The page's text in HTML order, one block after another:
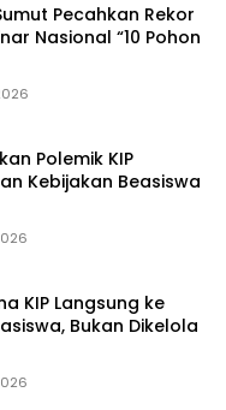
Pecahkan Rekor
Nasional “10 Pohon
Polemik KIP
Kebijakan Beasiswa
KIP Langsung ke
Bukan Dikelola